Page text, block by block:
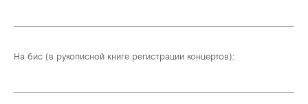
На бис (в рукописной книге регистрации концертов):